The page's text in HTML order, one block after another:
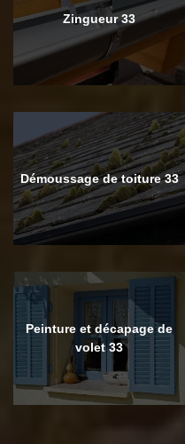
Zingueur 33
Démoussage de toiture 33
Peinture et décapage de
volet 33